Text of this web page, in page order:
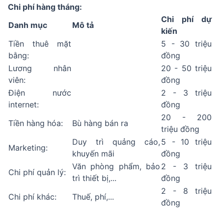
Chi phí hàng tháng:
Danh mục
Mô tả
Chi phí dự
kiến
Tiền thuê mặt
bằng:
5 - 30 triệu
đồng
Lương nhân
viên:
20 - 50 triệu
đồng
Điện nước
internet:
2 - 3 triệu
đồng
Tiền hàng hóa:
Bù hàng bán ra
20 - 200
triệu đồng
Marketing:
Duy trì quảng cáo,
khuyến mãi
5 - 10 triệu
đồng
Chi phí quản lý:
Văn phòng phẩm, bảo
trì thiết bị,...
2 - 3 triệu
đồng
Chi phí khác:
Thuế, phí,...
2 - 8 triệu
đồng